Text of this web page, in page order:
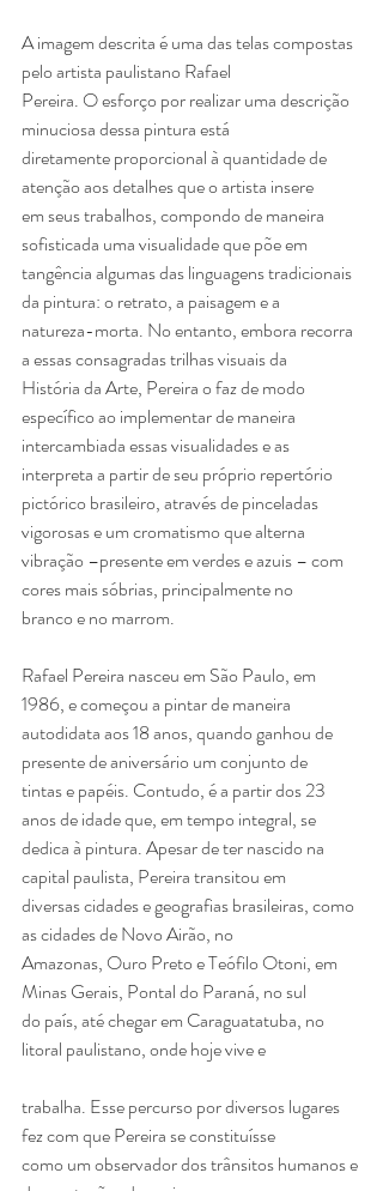
A imagem descrita é uma das telas compostas
pelo artista paulistano Rafael
Pereira. O esforço por realizar uma descrição
minuciosa dessa pintura está
diretamente proporcional à quantidade de
atenção aos detalhes que o artista insere
em seus trabalhos, compondo de maneira
sofisticada uma visualidade que põe em
tangência algumas das linguagens tradicionais
da pintura: o retrato, a paisagem e a
natureza-morta. No entanto, embora recorra
a essas consagradas trilhas visuais da
História da Arte, Pereira o faz de modo
específico ao implementar de maneira
intercambiada essas visualidades e as
interpreta a partir de seu próprio repertório
pictórico brasileiro, através de pinceladas
vigorosas e um cromatismo que alterna
vibração –presente em verdes e azuis – com
cores mais sóbrias, principalmente no
branco e no marrom.
Rafael Pereira nasceu em São Paulo, em
1986, e começou a pintar de maneira
autodidata aos 18 anos, quando ganhou de
presente de aniversário um conjunto de
tintas e papéis. Contudo, é a partir dos 23
anos de idade que, em tempo integral, se
dedica à pintura. Apesar de ter nascido na
capital paulista, Pereira transitou em
diversas cidades e geografias brasileiras, como
as cidades de Novo Airão, no
Amazonas, Ouro Preto e Teófilo Otoni, em
Minas Gerais, Pontal do Paraná, no sul
do país, até chegar em Caraguatatuba, no
litoral paulistano, onde hoje vive e
trabalha. Esse percurso por diversos lugares
fez com que Pereira se constituísse
como um observador dos trânsitos humanos e